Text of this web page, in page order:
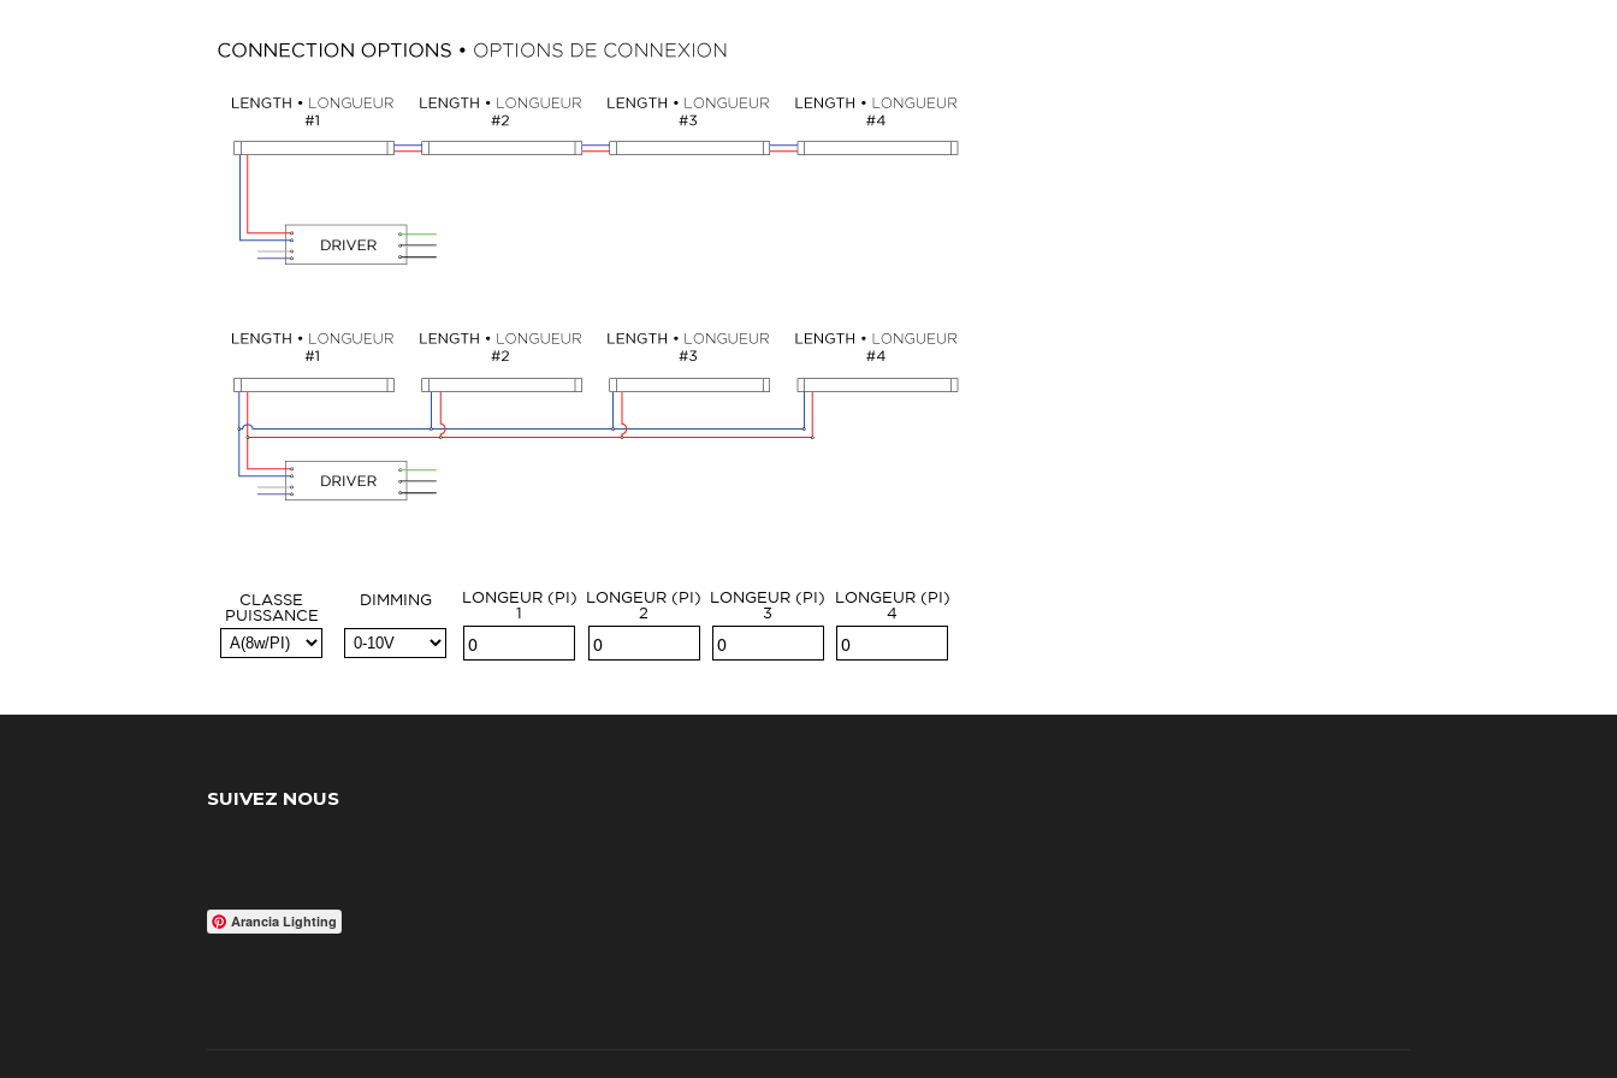
CLASSE
PUISSANCE
DIMMING
LONGEUR (PI)
1
LONGEUR (PI)
2
LONGEUR (PI)
3
LONGEUR (PI)
4
SUIVEZ NOUS
Arancia Lighting